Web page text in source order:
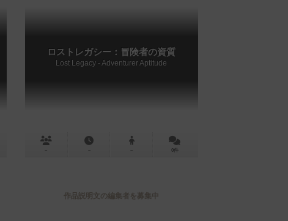
ロストレガシー：冒険者の資質
Lost Legacy - Adventurer Aptitude
－ － － 0件
作品説明文の編集者を募集中